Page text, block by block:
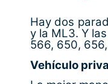
Hay dos
y la ML3. Y
566, 650,
Vehículo